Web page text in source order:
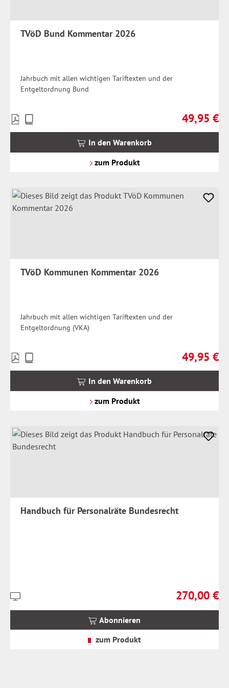
TVöD Bund Kommentar 2026
Jahrbuch mit allen wichtigen Tariftexten und der
Entgeltordnung Bund
Regulärer
49,95 €
Preise
inkl.
In den Warenkorb
zum Produkt
TVöD Kommunen Kommentar 2026
Jahrbuch mit allen wichtigen Tariftexten und der
Entgeltordnung (VKA)
Regulärer
49,95 €
Preise
inkl.
In den Warenkorb
zum Produkt
Handbuch für Personalräte Bundesrecht
Regulärer
270,00 €
Preise
Abonnieren
zum Produkt